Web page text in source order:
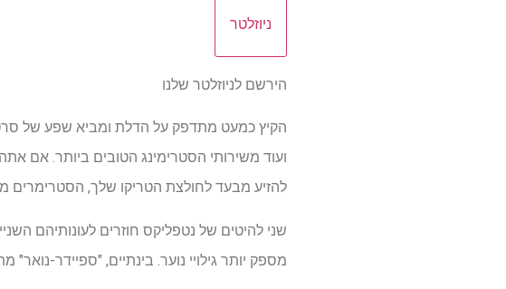
ניוזלטר
הירשם לניוזלטר שלנו
ועוד משירותי הסטרימינג הטובים ביותר. אם
להזיע מבעד לחולצת הטריקו שלך, הסטרימרים
שני להיטים של נטפליקס חוזרים לעונותיהם
מספק יותר גילויי נוער. בינתיים, "ספיידר-